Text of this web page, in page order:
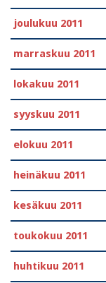
joulukuu 2011
marraskuu 2011
lokakuu 2011
syyskuu 2011
elokuu 2011
heinäkuu 2011
kesäkuu 2011
toukokuu 2011
huhtikuu 2011